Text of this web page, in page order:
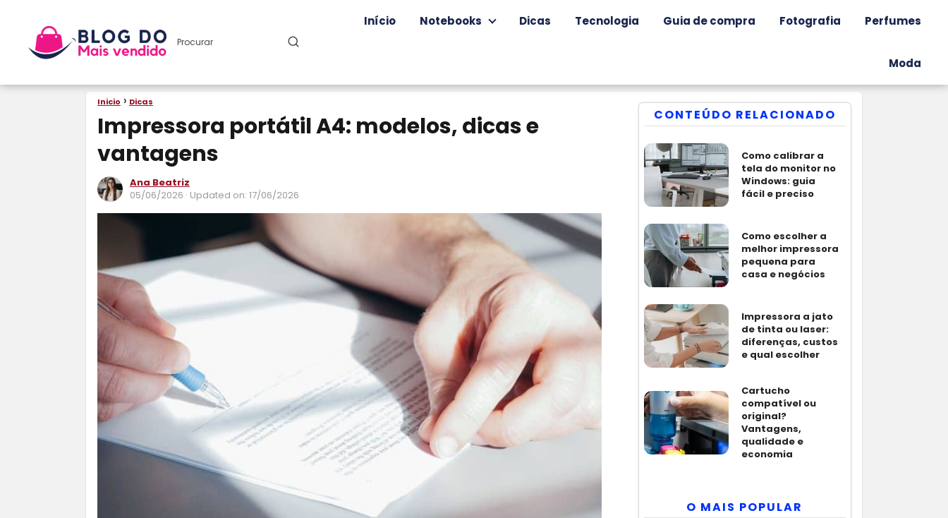
Início Notebooks Dicas Tecnologia Guia de compra Fotografia Perfumes
Moda
Inicio Dicas
Impressora portátil A4: modelos, dicas e
vantagens
Ana Beatriz
05/06/2026 · Updated on: 17/06/2026
CONTEÚDO RELACIONADO
Como calibrar a
tela do monitor no
Windows: guia
fácil e preciso
Como escolher a
melhor impressora
pequena para
casa e negócios
Impressora a jato
de tinta ou laser:
diferenças, custos
e qual escolher
Cartucho
compatível ou
original?
Vantagens,
qualidade e
economia
O MAIS POPULAR